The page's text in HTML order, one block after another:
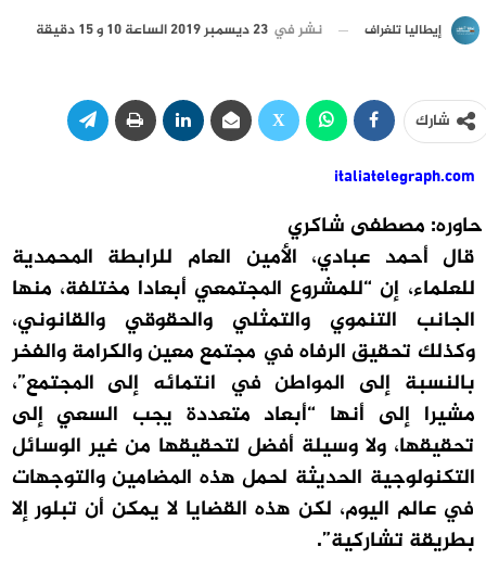
إيطاليا تلغراف نشر في 23 ديسمبر 2019 الساعة 10 و 15 دقيقة
شارك
italiatelegraph.com
حاوره: مصطفى شاكري
قال أحمد عبادي، الأمين العام للرابطة المحمدية
للعلماء، إن “للمشروع المجتمعي أبعادا مختلفة، منها
الجانب التنموي والتمثلي والحقوقي والقانوني،
وكذلك تحقيق الرفاه في مجتمع معين والكرامة والفخر
بالنسبة إلى المواطن في انتمائه إلى المجتمع”،
مشيرا إلى أنها “أبعاد متعددة يجب السعي إلى
تحقيقها، ولا وسيلة أفضل لتحقيقها من غير الوسائل
التكنولوجية الحديثة لحمل هذه المضامين والتوجهات
في عالم اليوم، لكن هذه القضايا لا يمكن أن تبلور إلا
بطريقة تشاركية”.